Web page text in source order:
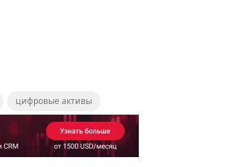
цифровые активы